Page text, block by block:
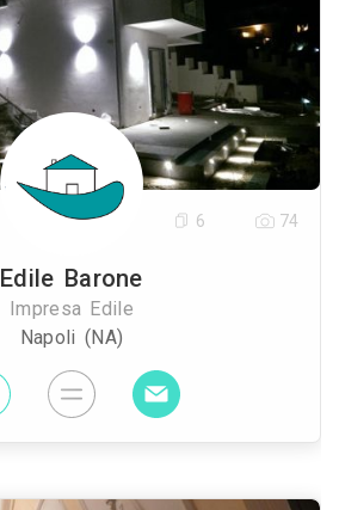
Edile Barone
Impresa Edile
Napoli (NA)
6 74